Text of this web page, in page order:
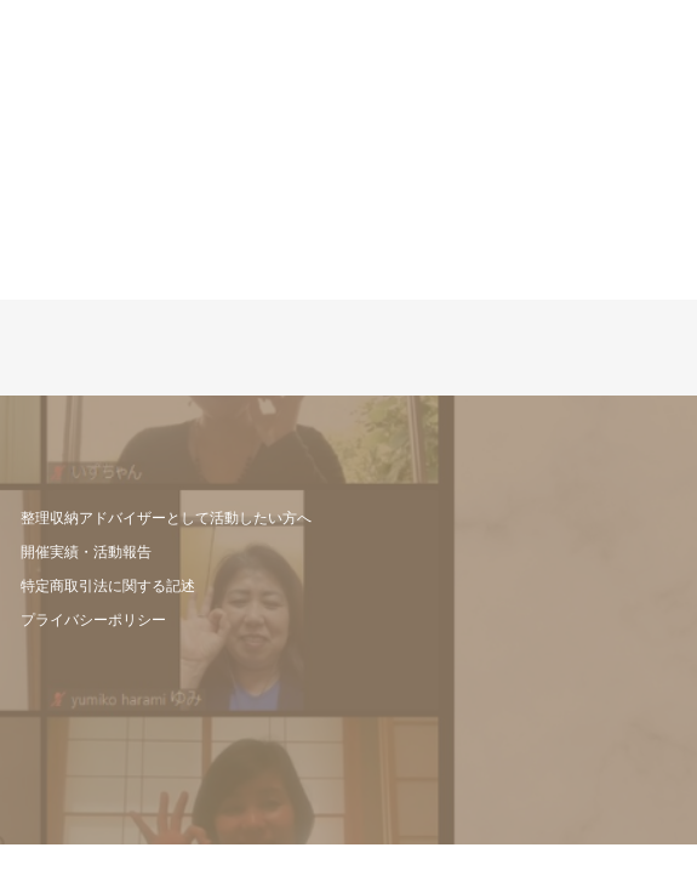
整理収納アドバイザーとして活動したい方へ
開催実績・活動報告
特定商取引法に関する記述
プライバシーポリシー